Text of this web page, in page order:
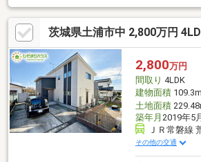
壁塗装、植栽剪定、庭木伐採●ライフライン
ステムキッチン交換、ユニットバス交換、ト
台交換●内装間取変更、玄関扉交換、室内ド
材上張り、シューズボックス交換、クロス張
子・襖張替え●その他設備給湯器交換、イン
警報器設置、照明器具交換【おすすめポイ
により住宅ローン減
茨城県土浦市中 2,800万円
2,800万円
間取り 4LDK
建物面積109.3m
土地面積
築年月 2019年5
ＪＲ常磐線
その他の交通